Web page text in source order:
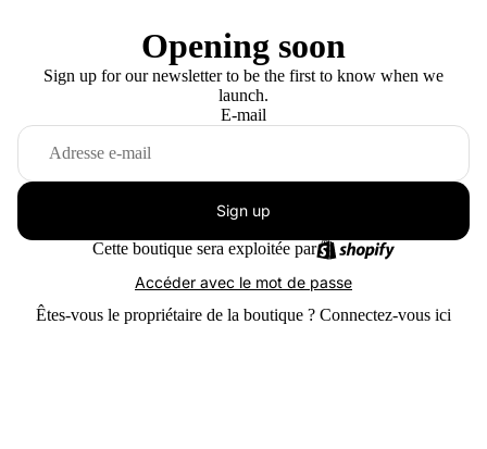
Opening soon
Sign up for our newsletter to be the first to know when we
launch.
E-mail
Sign up
Cette boutique sera exploitée par
Accéder avec le mot de passe
Êtes-vous le propriétaire de la boutique ? Connectez-vous ici